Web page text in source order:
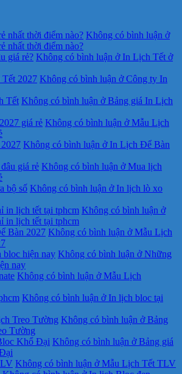
nhất thời điểm nào? Không có bình luận ở
nhất thời điểm nào?
giá rẻ? Không có bình luận ở In Lịch Tết ở
2027 Không có bình luận ở Công ty In
Tết Không có bình luận ở Bảng giá In Lịch
giá rẻ Không có bình luận ở Mẫu Lịch
Không có bình luận ở In Lịch Để Bàn
giá rẻ Không có bình luận ở Mua lịch
bộ số Không có bình luận ở In lịch lò xo
in lịch tết tại tphcm Không có bình luận ở
in lịch tết tại tphcm
Bàn 2027 Không có bình luận ở Mẫu Lịch
bloc hiện nay Không có bình luận ở Những
nay
Không có bình luận ở Mẫu Lịch
Không có bình luận ở In lịch bloc tại
Treo Tường Không có bình luận ở Bảng
Tường
Khổ Đại Không có bình luận ở Bảng giá
Không có bình luận ở Mẫu Lịch Tết TLV